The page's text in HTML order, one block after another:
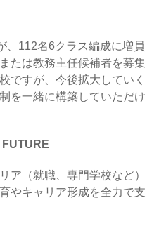
、112名6クラス編成に増員
たは教務主任候補者を募集
ですが、今後拡大していく
を一緒に構築していただけ
ア（就職、専門学校など）
やキャリア形成を全力で支